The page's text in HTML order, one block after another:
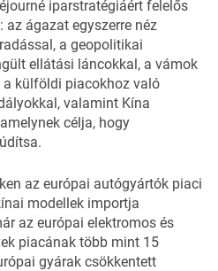
iparstratégiáért felelős
ágazat egyszerre néz
a geopolitikai
ellátási láncokkal, a vámok
a külföldi piacokhoz való
valamint Kína
célja, hogy
az európai autógyártók piaci
modellek importja
az európai elektromos és
piacának több mint 15
gyárak csökkentett